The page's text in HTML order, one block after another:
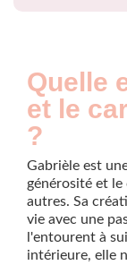
Quelle
et le
?
Gabrièle est
générosité et
autres. Sa
vie avec une
l'entourent à
intérieure, elle